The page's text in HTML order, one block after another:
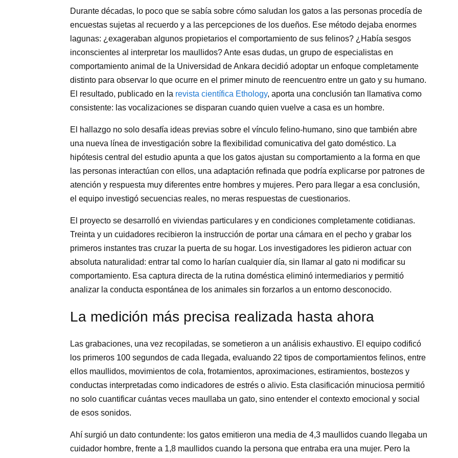
Durante décadas, lo poco que se sabía sobre cómo saludan los gatos a las personas procedía de
encuestas sujetas al recuerdo y a las percepciones de los dueños. Ese método dejaba enormes
lagunas: ¿exageraban algunos propietarios el comportamiento de sus felinos? ¿Había sesgos
inconscientes al interpretar los maullidos? Ante esas dudas, un grupo de especialistas en
comportamiento animal de la Universidad de Ankara decidió adoptar un enfoque completamente
distinto para observar lo que ocurre en el primer minuto de reencuentro entre un gato y su humano.
El resultado, publicado en la revista científica Ethology, aporta una conclusión tan llamativa como
consistente: las vocalizaciones se disparan cuando quien vuelve a casa es un hombre.
El hallazgo no solo desafía ideas previas sobre el vínculo felino-humano, sino que también abre
una nueva línea de investigación sobre la flexibilidad comunicativa del gato doméstico. La
hipótesis central del estudio apunta a que los gatos ajustan su comportamiento a la forma en que
las personas interactúan con ellos, una adaptación refinada que podría explicarse por patrones de
atención y respuesta muy diferentes entre hombres y mujeres. Pero para llegar a esa conclusión,
el equipo investigó secuencias reales, no meras respuestas de cuestionarios.
El proyecto se desarrolló en viviendas particulares y en condiciones completamente cotidianas.
Treinta y un cuidadores recibieron la instrucción de portar una cámara en el pecho y grabar los
primeros instantes tras cruzar la puerta de su hogar. Los investigadores les pidieron actuar con
absoluta naturalidad: entrar tal como lo harían cualquier día, sin llamar al gato ni modificar su
comportamiento. Esa captura directa de la rutina doméstica eliminó intermediarios y permitió
analizar la conducta espontánea de los animales sin forzarlos a un entorno desconocido.
La medición más precisa realizada hasta ahora
Las grabaciones, una vez recopiladas, se sometieron a un análisis exhaustivo. El equipo codificó
los primeros 100 segundos de cada llegada, evaluando 22 tipos de comportamientos felinos, entre
ellos maullidos, movimientos de cola, frotamientos, aproximaciones, estiramientos, bostezos y
conductas interpretadas como indicadores de estrés o alivio. Esta clasificación minuciosa permitió
no solo cuantificar cuántas veces maullaba un gato, sino entender el contexto emocional y social
de esos sonidos.
Ahí surgió un dato contundente: los gatos emitieron una media de 4,3 maullidos cuando llegaba un
cuidador hombre, frente a 1,8 maullidos cuando la persona que entraba era una mujer. Pero la